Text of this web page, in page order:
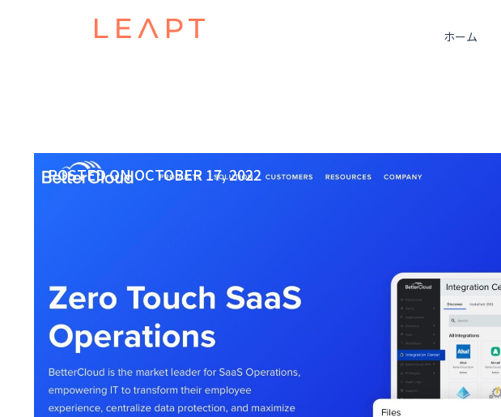
ホーム
POSTED ONOCTOBER 17, 2022